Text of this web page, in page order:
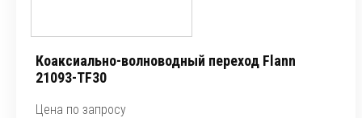
Коаксиально-волноводный переход Flann
21093-TF30
Цена по запросу